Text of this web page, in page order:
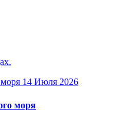
14 Июля 2026
моря